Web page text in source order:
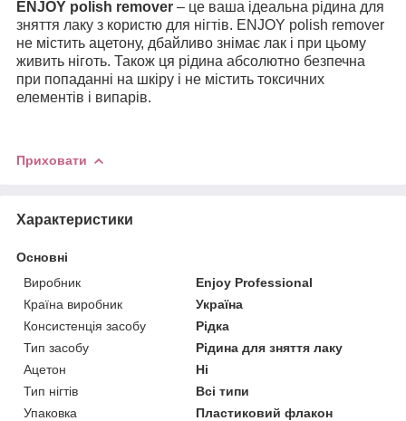
ENJOY polish remover – це ваша ідеальна рідина для
зняття лаку з користю для нігтів. ENJOY polish remover
не містить ацетону, дбайливо знімає лак і при цьому
живить ніготь. Також ця рідина абсолютно безпечна
при попаданні на шкіру і не містить токсичних
елементів і випарів.
Приховати
Характеристики
Основні
Виробник
Enjoy Professional
Країна виробник
Україна
Консистенція засобу
Рідка
Тип засобу
Рідина для зняття лаку
Ацетон
Ні
Тип нігтів
Всі типи
Упаковка
Пластиковий флакон